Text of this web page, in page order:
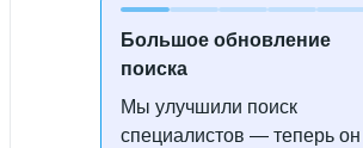
Большое обновление
поиска
Мы улучшили поиск
специалистов — теперь он
Специалисты не